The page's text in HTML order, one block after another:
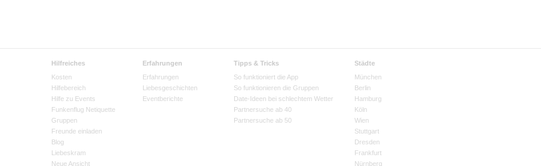
Hilfreiches
Kosten
Hilfebereich
Hilfe zu Events
Funkenflug Netiquette
Gruppen
Freunde einladen
Blog
Liebeskram
Neue Ansicht
Erfahrungen
Erfahrungen
Liebesgeschichten
Eventberichte
Tipps & Tricks
So funktioniert die App
So funktionieren die Gruppen
Date-Ideen bei schlechtem Wetter
Partnersuche ab 40
Partnersuche ab 50
Städte
München
Berlin
Hamburg
Köln
Wien
Stuttgart
Dresden
Frankfurt
Nürnberg